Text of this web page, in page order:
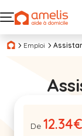
Emploi
De